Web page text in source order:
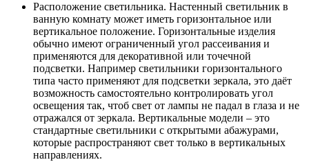
Расположение светильника. Настенный светильник в
ванную комнату может иметь горизонтальное или
вертикальное положение. Горизонтальные изделия
обычно имеют ограниченный угол рассеивания и
применяются для декоративной или точечной
подсветки. Например светильники горизонтального
типа часто применяют для подсветки зеркала, это даёт
возможность самостоятельно контролировать угол
освещения так, чтоб свет от лампы не падал в глаза и не
отражался от зеркала. Вертикальные модели – это
стандартные светильники с открытыми абажурами,
которые распространяют свет только в вертикальных
направлениях.